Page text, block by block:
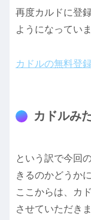
再度カルドに登
ようになっていま
カドルの無料登
カドルみ
という訳で今回
きるのかどうか
ここからは、カ
させていただき